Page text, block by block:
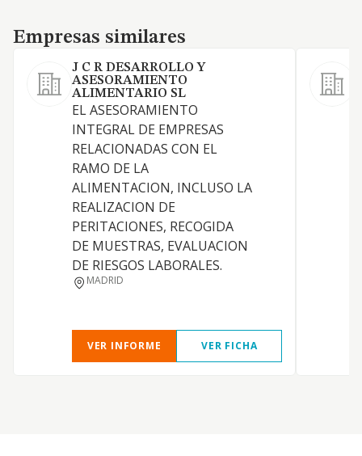
Empresas similares
Empresas similares
J C R DESARROLLO Y
ASESORAMIENTO
ALIMENTARIO SL
EL ASESORAMIENTO
INTEGRAL DE EMPRESAS
RELACIONADAS CON EL
RAMO DE LA
ALIMENTACION, INCLUSO LA
REALIZACION DE
PERITACIONES, RECOGIDA
DE MUESTRAS, EVALUACION
DE RIESGOS LABORALES.
MADRID
VER INFORME VER FICHA